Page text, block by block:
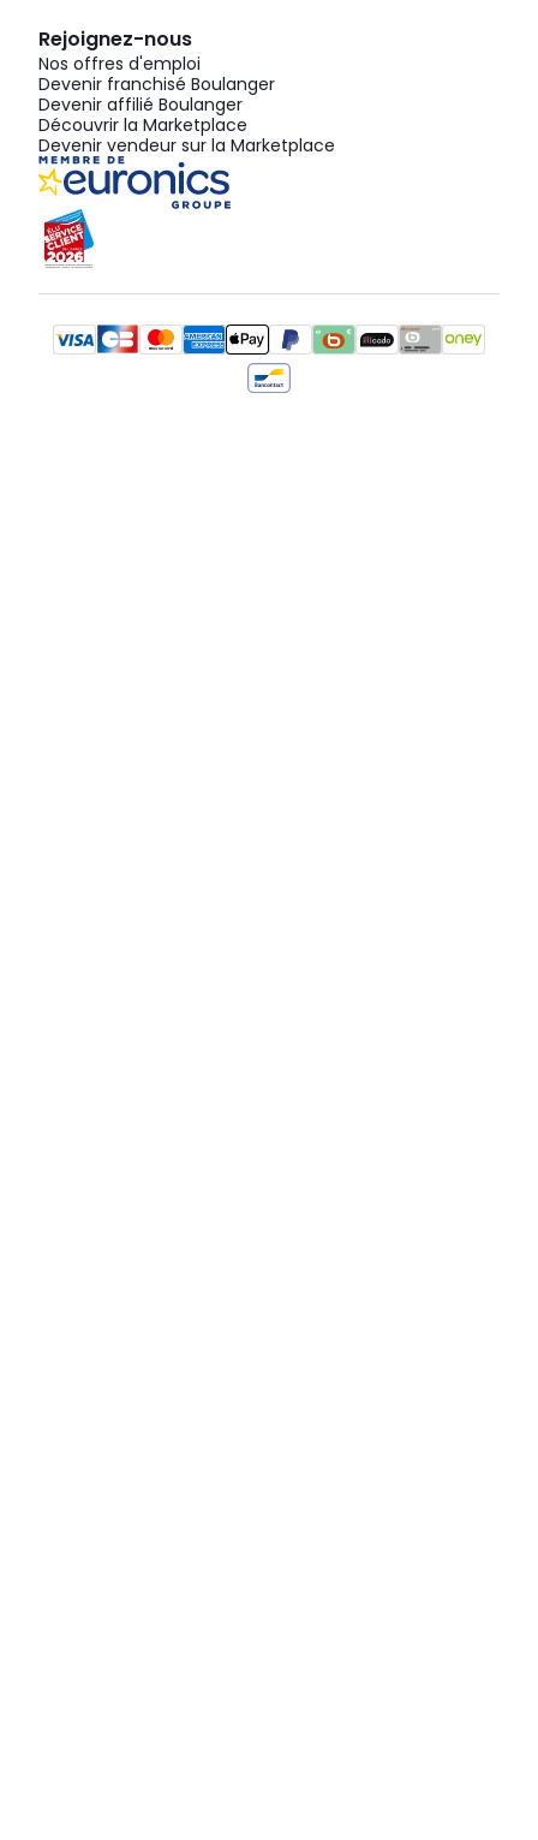
Rejoignez-nous
Nos offres d'emploi
Devenir franchisé Boulanger
Devenir affilié Boulanger
Découvrir la Marketplace
Devenir vendeur sur la Marketplace